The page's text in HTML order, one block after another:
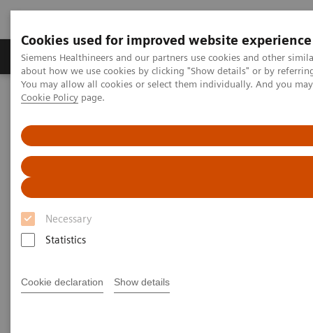
Cookies used for improved website experience
Siemens Healthineers and our partners use cookies and other
about how we use cookies by clicking "Show details" or by
You may allow all cookies or select them individually. And you
Cookie Policy page.
Necessary
Statistics
Cookie declaration Show details
Produtos e serviços Especialidades Clínicas e
Siemens Healthineers Brasil
Recursos clínicos: vídeo com testemunhos de clientes.
What do lesions look like on different breast imaging modalities?
What do lesions look like on
different breast imaging
modalities?